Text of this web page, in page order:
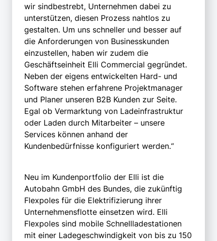
wir sindbestrebt, Unternehmen dabei zu
unterstützen, diesen Prozess nahtlos zu
gestalten. Um uns schneller und besser auf
die Anforderungen von Businesskunden
einzustellen, haben wir zudem die
Geschäftseinheit Elli Commercial gegründet.
Neben der eigens entwickelten Hard- und
Software stehen erfahrene Projektmanager
und Planer unseren B2B Kunden zur Seite.
Egal ob Vermarktung von Ladeinfrastruktur
oder Laden durch Mitarbeiter – unsere
Services können anhand der
Kundenbedürfnisse konfiguriert werden.“
Neu im Kundenportfolio der Elli ist die
Autobahn GmbH des Bundes, die zukünftig
Flexpoles für die Elektrifizierung ihrer
Unternehmensflotte einsetzen wird. Elli
Flexpoles sind mobile Schnellladestationen
mit einer Ladegeschwindigkeit von bis zu 150